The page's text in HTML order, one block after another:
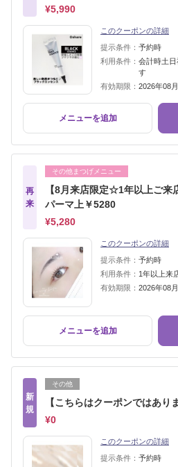
¥5,990
このクーポンの詳細
提示条件： 予約時
利用条件： 会計時土
す
有効期限： 2026年08
メニューを追加
再
来
その他まつげメニュー
【8月来店限定☆1年以上ご来
パーマ上￥5280
¥5,280
このクーポンの詳細
提示条件： 予約時
利用条件： 1年以上来
有効期限： 2026年08
メニューを追加
新
規
その他
【こちらはクーポンではあり
¥0
このクーポンの詳細
提示条件： 予約時